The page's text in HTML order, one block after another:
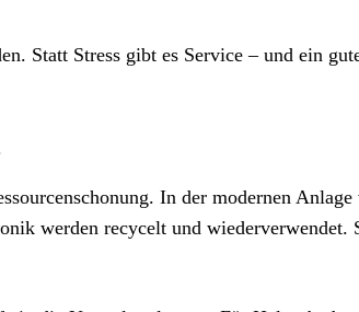
Statt Stress gibt es Service – und ein
In der modernen Anlage
werden recycelt und wiederverwendet.